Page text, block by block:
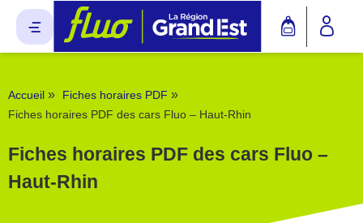
Accueil » Fiches horaires PDF »
Fiches horaires PDF des cars Fluo – Haut-Rhin
Fiches horaires PDF des cars Fluo –
Haut-Rhin
Panneau de gestion des cookies